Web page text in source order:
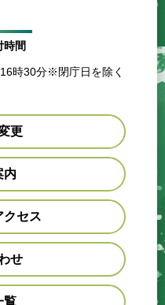
時間
時30分※閉庁日を除く
更
内
クセス
せ
覧